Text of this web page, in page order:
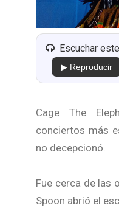
Escuchar
▶ Reproducir
Cage The
conciertos más
no decepcionó.
Fue cerca de las
Spoon abrió el